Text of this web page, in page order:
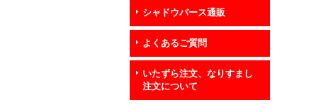
シャドウバース通販
よくあるご質問
いたずら注文、なりすまし
注文について